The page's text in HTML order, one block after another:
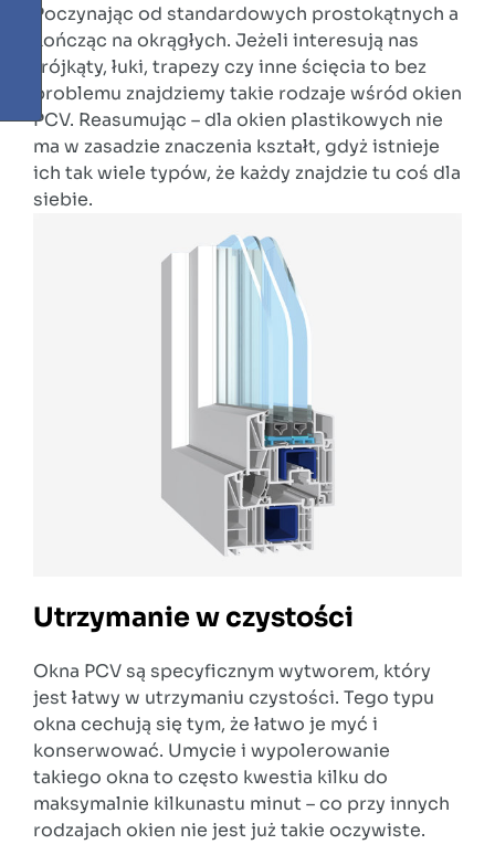
Poczynając od standardowych prostokątnych a
kończąc na okrągłych. Jeżeli interesują nas
trójkąty, łuki, trapezy czy inne ścięcia to bez
problemu znajdziemy takie rodzaje wśród okien
PCV. Reasumując – dla okien plastikowych nie
ma w zasadzie znaczenia kształt, gdyż istnieje
ich tak wiele typów, że każdy znajdzie tu coś dla
siebie.
Utrzymanie w czystości
Okna PCV są specyficznym wytworem, który
jest łatwy w utrzymaniu czystości. Tego typu
okna cechują się tym, że łatwo je myć i
konserwować. Umycie i wypolerowanie
takiego okna to często kwestia kilku do
maksymalnie kilkunastu minut – co przy innych
rodzajach okien nie jest już takie oczywiste.